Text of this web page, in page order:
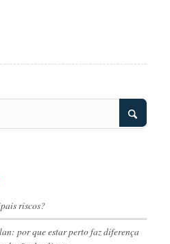
riscos?
por que estar perto faz diferença